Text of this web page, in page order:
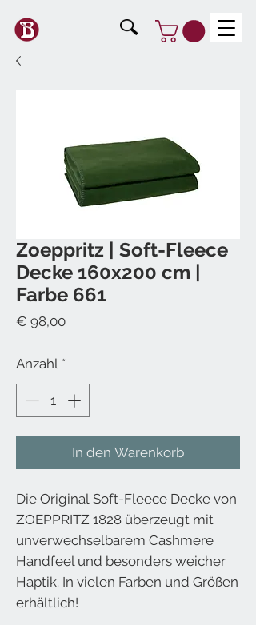
Zoeppritz | Soft-Fleece
Decke 160x200 cm |
Farbe 661
€ 98,00Preis
Anzahl *
In den Warenkorb
Die Original Soft-Fleece Decke von
ZOEPPRITZ 1828 überzeugt mit
unverwechselbarem Cashmere
Handfeel und besonders weicher
Haptik. In vielen Farben und Größen
erhältlich!